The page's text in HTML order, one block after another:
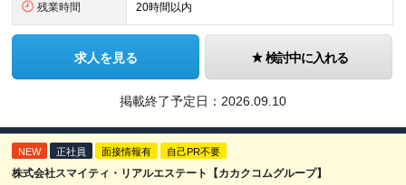
残業時間 20時間以内
求人を見る 検討中に入れる
掲載終了予定日： 2026.09.10
NEW 正社員 面接情報有 自己PR不要
株式会社スマイティ・リアルエステート【カカクコムグループ】